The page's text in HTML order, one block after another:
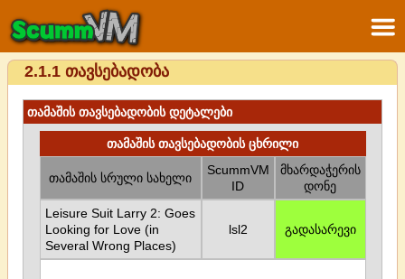
2.1.1 თავსებადობა
თამაშის თავსებადობის დეტალები
თამაშის თავსებადობის ცხრილი
თამაშის სრული სახელი
ScummVM
ID
მხარდაჭერის
დონე
Leisure Suit Larry 2: Goes
Looking for Love (in
Several Wrong Places)
lsl2 გადასარევი